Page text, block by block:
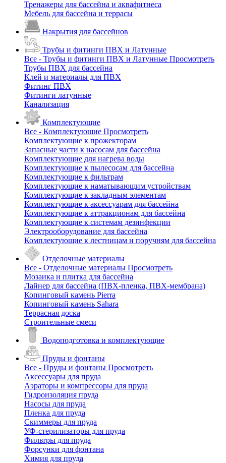
Тренажеры для бассейна и аквафитнеса
Мебель для бассейна и террасы
Накрытия для бассейнов
Трубы и фитинги ПВХ и Латунные
Все - Трубы и фитинги ПВХ и Латунные Просмотреть
Трубы ПВХ для бассейна
Клей и материалы для ПВХ
Фитинг ПВХ
Фитинги латунные
Канализация
Комплектующие
Все - Комплектующие Просмотреть
Комплектующие к прожекторам
Запасные части к насосам для бассейна
Комплектующие для нагрева воды
Комплектующие к пылесосам для бассейна
Комплектующие к фильтрам
Комплектующие к наматывающим устройствам
Комплектующие к закладным элементам
Комплектующие к аксессуарам для бассейна
Комплектующие к аттракционам для бассейна
Комплектующие к системам дезинфекции
Электрооборудование для бассейна
Комплектующие к лестницам и поручням для бассейна
Отделочные материалы
Все - Отделочные материалы Просмотреть
Мозаика и плитка для бассейна
Лайнер для бассейна (ПВХ-пленка, ПВХ-мембрана)
Копинговый камень Pierra
Копинговый камень Sahara
Террасная доска
Строительные смеси
Водоподготовка и комплектующие
Пруды и фонтаны
Все - Пруды и фонтаны Просмотреть
Аксессуары для пруда
Аэраторы и компрессоры для пруда
Гидроизоляция пруда
Насосы для пруда
Пленка для пруда
Скиммеры для пруда
УФ-стерилизаторы для пруда
Фильтры для пруда
Форсунки для фонтана
Химия для пруда